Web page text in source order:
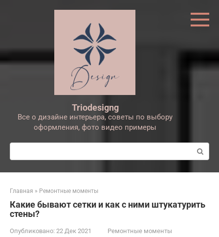
Triodesigng
Все о дизайне интерьера, советы по выбору
оформления, фото видео примеры
Поиск:
Главная » Ремонтные моменты
Какие бывают сетки и как с ними штукатурить
стены?
Опубликовано: 22 Дек 2021
Ремонтные моменты